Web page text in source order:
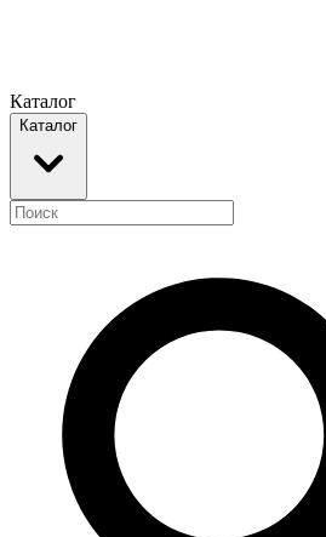
Каталог
Каталог